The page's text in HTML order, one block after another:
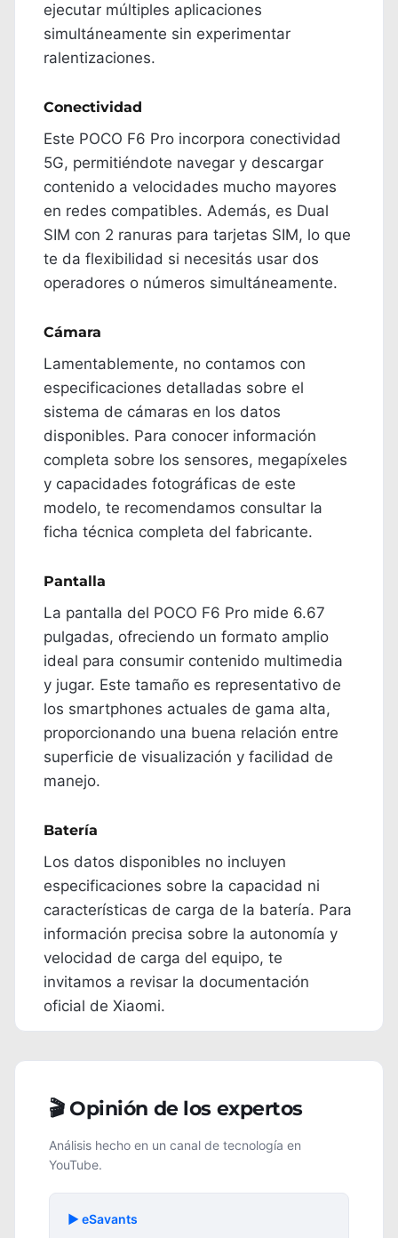
ejecutar múltiples aplicaciones
simultáneamente sin experimentar
ralentizaciones.
Conectividad
Este POCO F6 Pro incorpora conectividad
5G, permitiéndote navegar y descargar
contenido a velocidades mucho mayores
en redes compatibles. Además, es Dual
SIM con 2 ranuras para tarjetas SIM, lo que
te da flexibilidad si necesitás usar dos
operadores o números simultáneamente.
Cámara
Lamentablemente, no contamos con
especificaciones detalladas sobre el
sistema de cámaras en los datos
disponibles. Para conocer información
completa sobre los sensores, megapíxeles
y capacidades fotográficas de este
modelo, te recomendamos consultar la
ficha técnica completa del fabricante.
Pantalla
La pantalla del POCO F6 Pro mide 6.67
pulgadas, ofreciendo un formato amplio
ideal para consumir contenido multimedia
y jugar. Este tamaño es representativo de
los smartphones actuales de gama alta,
proporcionando una buena relación entre
superficie de visualización y facilidad de
manejo.
Batería
Los datos disponibles no incluyen
especificaciones sobre la capacidad ni
características de carga de la batería. Para
información precisa sobre la autonomía y
velocidad de carga del equipo, te
invitamos a revisar la documentación
oficial de Xiaomi.
🎬 Opinión de los expertos
Análisis hecho en un canal de tecnología en
YouTube.
▶️ eSavants